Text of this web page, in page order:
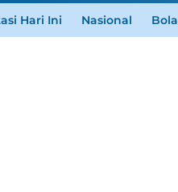
Hari Ini Nasional Bola